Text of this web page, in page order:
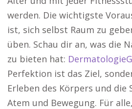
werden. Die wichtigste
ist, sich selbst Raum zu
üben. Schau dir an, was die
zu bieten hat:
Perfektion ist das Ziel,
Erleben des Körpers und die
Atem und Bewegung. Für